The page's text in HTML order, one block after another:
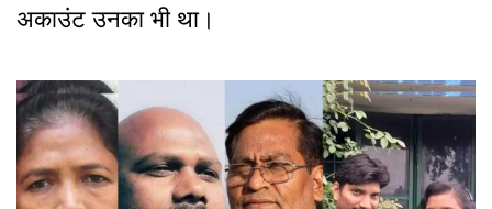
अकाउंट उनका भी था।